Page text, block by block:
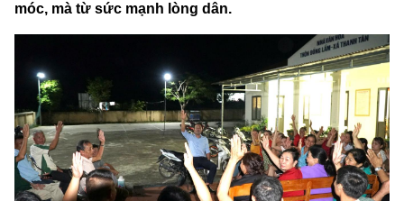
móc, mà từ sức mạnh lòng dân.